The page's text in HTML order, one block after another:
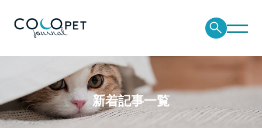
新着記事一覧